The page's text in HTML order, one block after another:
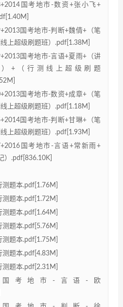
国考地市-数资+张小飞+
国考地市-判断+魏倩+（笔
上超级刷题班）.pdf[1.38M]
国考地市-言语+夏雨+（讲
+（行测线上超级刷题
国考地市-数资+成章+（笔
上超级刷题班）.pdf[1.18M]
国考地市-判断+甘琳+（笔
上超级刷题班）.pdf[1.93M]
国考地市-言语+常新雨+
）.pdf[836.10K]
题本.pdf[1.76M]
题本.pdf[1.72M]
题本.pdf[1.64M]
题本.pdf[5.76M]
题本.pdf[1.75M]
题本.pdf[4.83M]
题本.pdf[2.31M]
国考地市-言语-欧